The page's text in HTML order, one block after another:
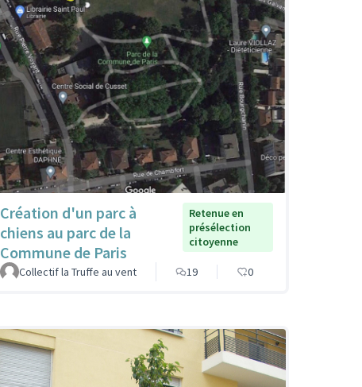
Création d'un parc à
chiens au parc de la
Commune de Paris
Retenue en
présélection
citoyenne
Collectif la Truffe au vent 19 0